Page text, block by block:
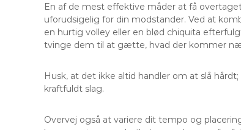
En af de mest effektive måder at få
uforudsigelig for din modstander. Ved at
en hurtig volley eller en blød chiquita
tvinge dem til at gætte, hvad der kommer
Husk, at det ikke altid handler om at slå
kraftfuldt slag.
Overvej også at variere dit tempo og